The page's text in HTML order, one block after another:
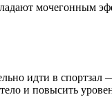
мочегонным
идти в
и повысить